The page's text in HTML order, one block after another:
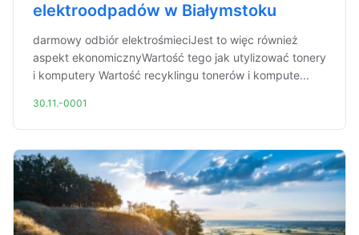
elektroodpadów w Białymstoku
darmowy odbiór elektrośmieciJest to więc również
aspekt ekonomicznyWartość tego jak utylizować tonery
i komputery Wartość recyklingu tonerów i kompute...
30.11.-0001